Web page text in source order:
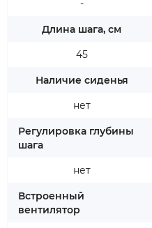
-
Длина шага, см
45
Наличие сиденья
нет
Регулировка глубины
шага
нет
Встроенный
вентилятор